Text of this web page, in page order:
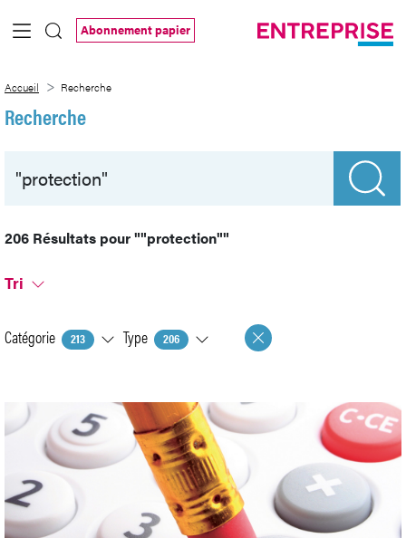
Saut au contenu principal
Abonnement papier
Accueil Recherche
Recherche
206 Résultats pour""protection""
Tri
Catégorie 213 Type 206